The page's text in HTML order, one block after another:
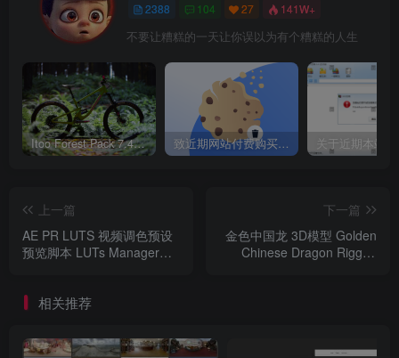
2388 104 27 141W+
不要让糟糕的一天让你误以为有个糟糕的人生
Itoo Forest Pack 7.4.20 森林插件 For 3DSMAX 2014 ~ 2023 汉化永久版 致近期网站付费购买资源及会员用户后，网页显示依然没有购买解决方法！
上一篇
AE PR LUTS 视频调色预设
预览脚本 LUTs Manager
下一篇
金色中国龙 3D模型 Golden
Chinese Dragon Rigged
相关推荐